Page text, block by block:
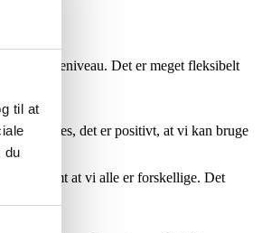
til at
du
Det er meget fleksibelt
Jeg synes, det er positivt, at vi kan bruge
– samt at vi alle er forskellige. Det